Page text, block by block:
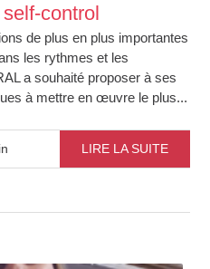
control
de plus en plus importantes
les rythmes et les
a souhaité proposer à ses
à mettre en œuvre le plus...
LIRE LA SUITE